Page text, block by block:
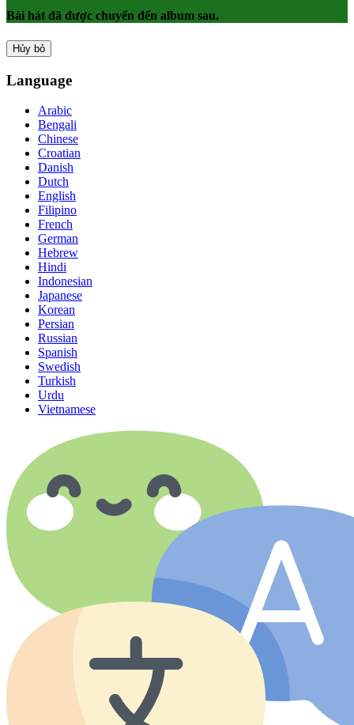
Bài hát đã được chuyển đến album sau.
Hủy bỏ
Language
Arabic
Bengali
Chinese
Croatian
Danish
Dutch
English
Filipino
French
German
Hebrew
Hindi
Indonesian
Japanese
Korean
Persian
Russian
Spanish
Swedish
Turkish
Urdu
Vietnamese